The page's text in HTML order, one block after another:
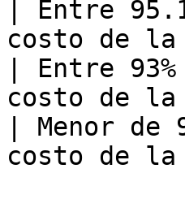
| Entre
costo de
| Entre
costo de
| Menor
costo de